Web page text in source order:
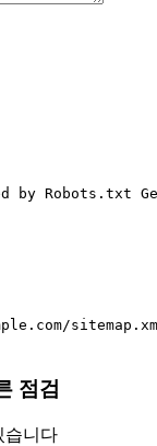
by Robots.txt
점검
습니다.